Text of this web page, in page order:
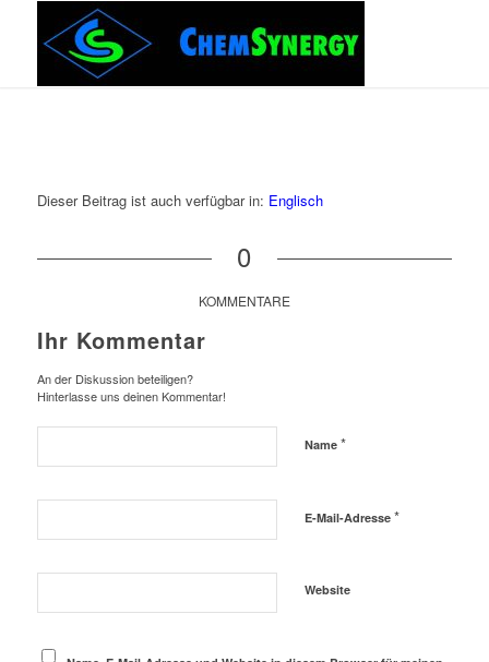
Dieser Beitrag ist auch verfügbar in: Englisch
0
KOMMENTARE
Ihr Kommentar
An der Diskussion beteiligen?
Hinterlasse uns deinen Kommentar!
Name *
E-Mail-Adresse *
Website